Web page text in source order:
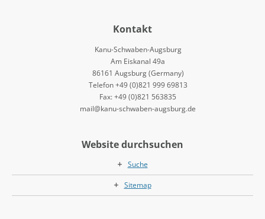
Kontakt
Kanu-Schwaben-Augsburg
Am Eiskanal 49a
86161 Augsburg (Germany)
Telefon +49 (0)821 999 69813
Fax: +49 (0)821 563835
mail@kanu-schwaben-augsburg.de
Website durchsuchen
Suche
Sitemap